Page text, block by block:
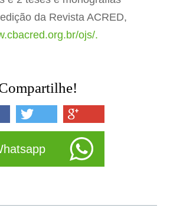
da Revista ACRED,
ojs/.